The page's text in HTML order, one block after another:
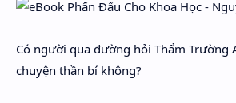
Hidden Menu
Hidden Menu
Có người qua đường hỏi Thẩm Trường
chuyện thần bí không?